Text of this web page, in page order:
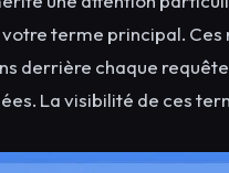
terme principal. Ces
derrière chaque
La visibilité de ces